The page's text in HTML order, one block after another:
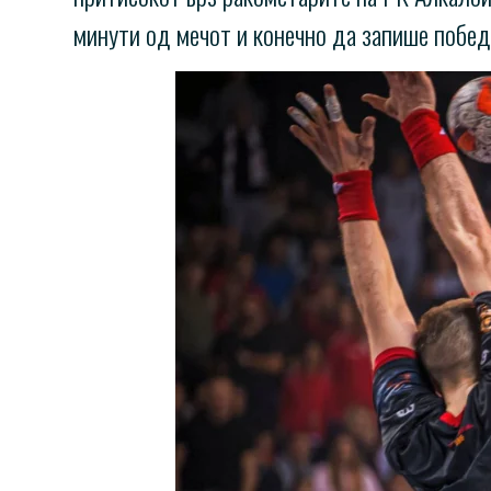
минути од мечот и конечно да запише